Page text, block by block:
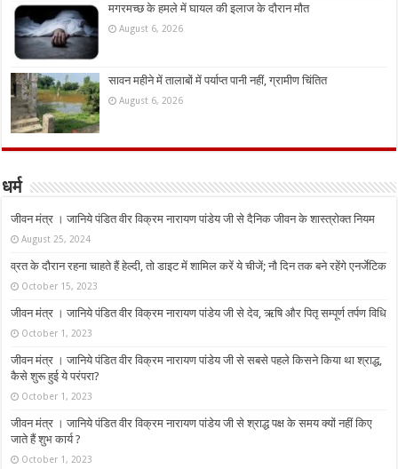
मगरमच्छ के हमले में घायल की इलाज के दौरान मौत
August 6, 2026
सावन महीने में तालाबों में पर्याप्त पानी नहीं, ग्रामीण चिंतित
August 6, 2026
धर्म
जीवन मंत्र । जानिये पंडित वीर विक्रम नारायण पांडेय जी से दैनिक जीवन के शास्त्रोक्त नियम
August 25, 2024
व्रत के दौरान रहना चाहते हैं हेल्दी, तो डाइट में शामिल करें ये चीजें; नौ दिन तक बने रहेंगे एनर्जेटिक
October 15, 2023
जीवन मंत्र । जानिये पंडित वीर विक्रम नारायण पांडेय जी से देव, ऋषि और पितृ सम्पूर्ण तर्पण विधि
October 1, 2023
जीवन मंत्र । जानिये पंडित वीर विक्रम नारायण पांडेय जी से सबसे पहले किसने किया था श्राद्ध,
कैसे शुरू हुई ये परंपरा?
October 1, 2023
जीवन मंत्र । जानिये पंडित वीर विक्रम नारायण पांडेय जी से श्राद्ध पक्ष के समय क्यों नहीं किए
जाते हैं शुभ कार्य ?
October 1, 2023